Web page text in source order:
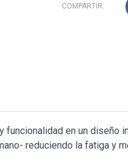
COMPARTIR:
en un
reduciendo la fatiga y